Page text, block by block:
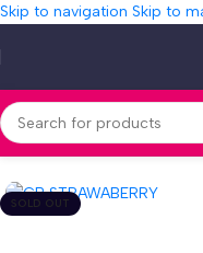
Skip to navigation Skip to
Home»Shop»CB
SOLD OUT